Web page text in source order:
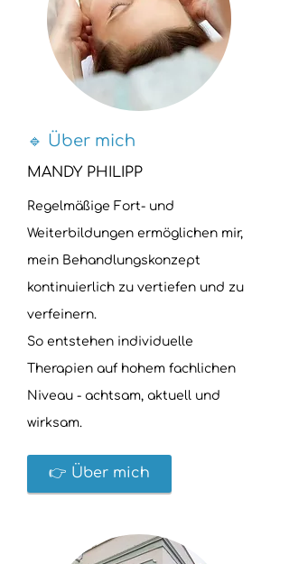
🔹 Über mich
MANDY PHILIPP
Regelmäßige Fort- und
Weiterbildungen ermöglichen mir,
mein Behandlungskonzept
kontinuierlich zu vertiefen und zu
verfeinern.
So entstehen individuelle
Therapien auf hohem fachlichen
Niveau - achtsam, aktuell und
wirksam.
👉 Über mich